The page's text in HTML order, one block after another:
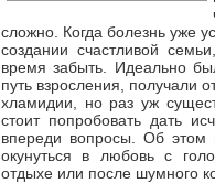
сложно. Когда болезнь уже
создании счастливой
время забыть. Идеально
путь взросления, получали
хламидии, но раз уж
стоит попробовать дать
впереди вопросы. Об
окунуться в любовь с
отдыхе или после шумного